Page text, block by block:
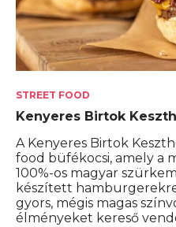
STREET FOOD
Kenyeres Birtok
A Kenyeres Birtok
food büfékocsi, amely a
100%-os magyar
készített
gyors, mégis magas
élményeket kereső